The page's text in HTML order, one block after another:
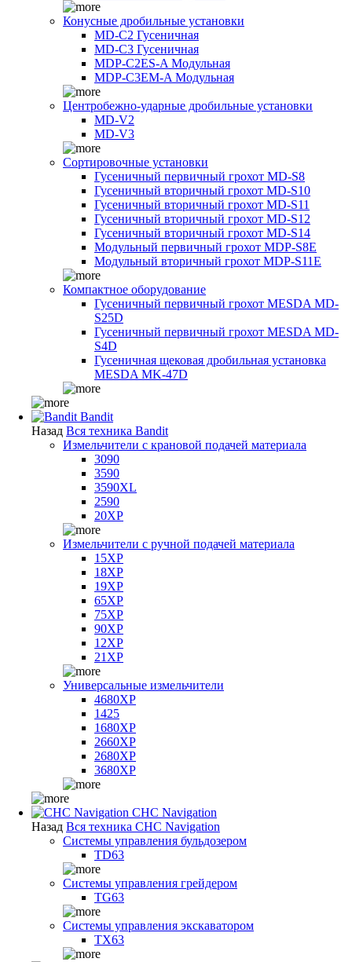
Конусные дробильные установки
MD-C2 Гусеничная
MD-C3 Гусеничная
MDP-C2ES-A Модульная
MDP-C3EM-A Модульная
Центробежно-ударные дробильные установки
MD-V2
MD-V3
Сортировочные установки
Гусеничный первичный грохот MD-S8
Гусеничный вторичный грохот MD-S10
Гусеничный вторичный грохот MD-S11
Гусеничный вторичный грохот MD-S12
Гусеничный вторичный грохот MD-S14
Модульный первичный грохот MDP-S8E
Модульный вторичный грохот MDP-S11E
Компактное оборудование
Гусеничный первичный грохот MESDA MD-
S25D
Гусеничный первичный грохот MESDA MD-
S4D
Гусеничная щековая дробильная установка
MESDA MK-47D
Bandit
Назад Вся техника Bandit
Измельчители с крановой подачей материала
3090
3590
3590XL
2590
20XP
Измельчители с ручной подачей материала
15XP
18XP
19XP
65XP
75XP
90XP
12XP
21XP
Универсальные измельчители
4680XP
1425
1680XP
2660XP
2680XP
3680XP
CHC Navigation
Назад Вся техника CHC Navigation
Системы управления бульдозером
TD63
Системы управления грейдером
TG63
Системы управления экскаватором
TX63